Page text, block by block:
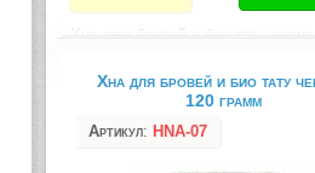
Хна для бровей и био тату
Описание товара
Хна для бровей и био тату
120 грамм
Артикул: HNA-07